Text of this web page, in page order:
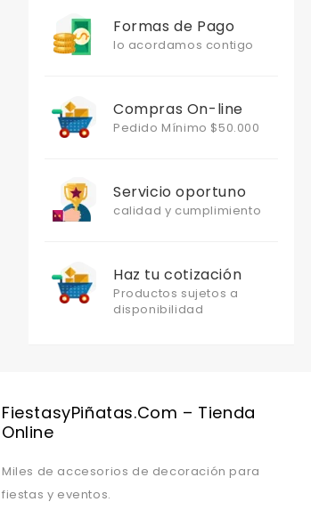
Formas de Pago
lo acordamos contigo
Compras On-line
Pedido Mínimo $50.000
Servicio oportuno
calidad y cumplimiento
Haz tu cotización
Productos sujetos a
disponibilidad
FiestasyPiñatas.com – Tienda
Online
Miles de accesorios de decoración para
fiestas y eventos.